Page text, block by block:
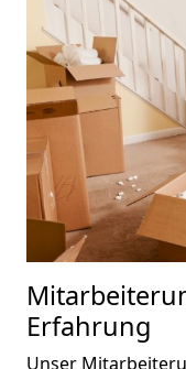
Erfahrung
Unser